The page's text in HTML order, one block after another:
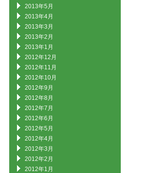
2013年5月
2013年4月
2013年3月
2013年2月
2013年1月
2012年12月
2012年11月
2012年10月
2012年9月
2012年8月
2012年7月
2012年6月
2012年5月
2012年4月
2012年3月
2012年2月
2012年1月